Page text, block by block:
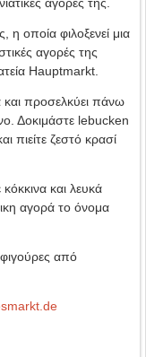
η οποία φιλοξενεί μια
αγορές της
Hauptmarkt.
προσελκύει πάνω
Δοκιμάστε lebucken
πιείτε ζεστό κρασί
και λευκά
αγορά το όνομα
από